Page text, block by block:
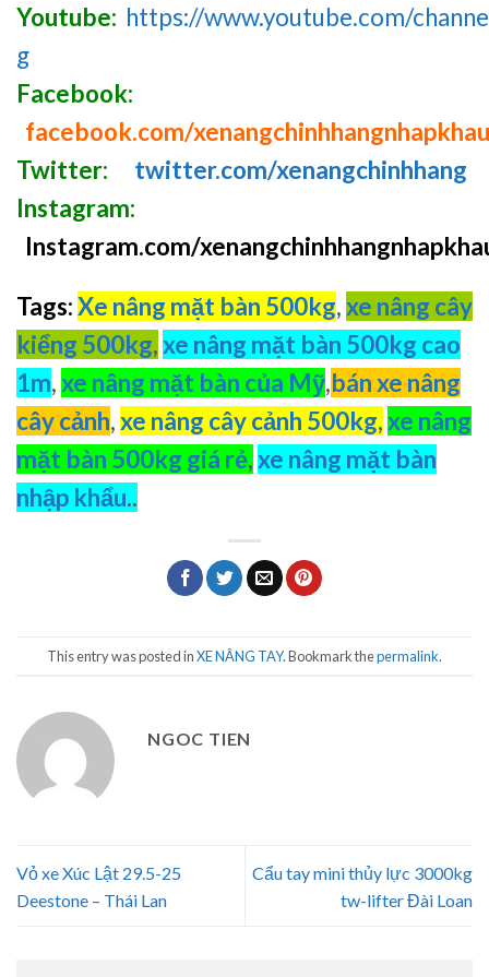
Youtube: https://www.youtube.com/
g
Facebook:
facebook.com/xenangchinhhangnhapkhau
Twitter:
twitter.com/xenangchinhhang
Instagram:
Instagram.com/
Tags:Xe nâng mặt bàn 500kg,xe nâng cây
kiểng 500kg,xe nâng mặt bàn 500kg cao
1m,xe nâng mặt bàn của Mỹ,bán xe nâng
cây cảnh,xe nâng cây cảnh 500kg,xe nâng
mặt bàn 500kg giá rẻ,xe nâng mặt bàn
nhập khẩu..
This entry was posted inXE NÂNG TAY. Bookmark thepermalink.
NGOC TIEN
Vỏ xe Xúc Lật 29.5-25
Deestone – Thái Lan
Cẩu tay mini thủy lực 3000kg
tw-lifter Đài Loan